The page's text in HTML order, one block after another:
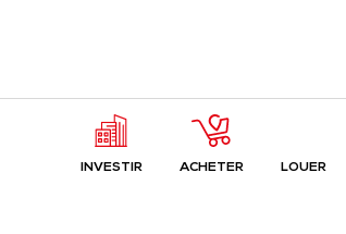
INVESTIR ACHETER LOUER